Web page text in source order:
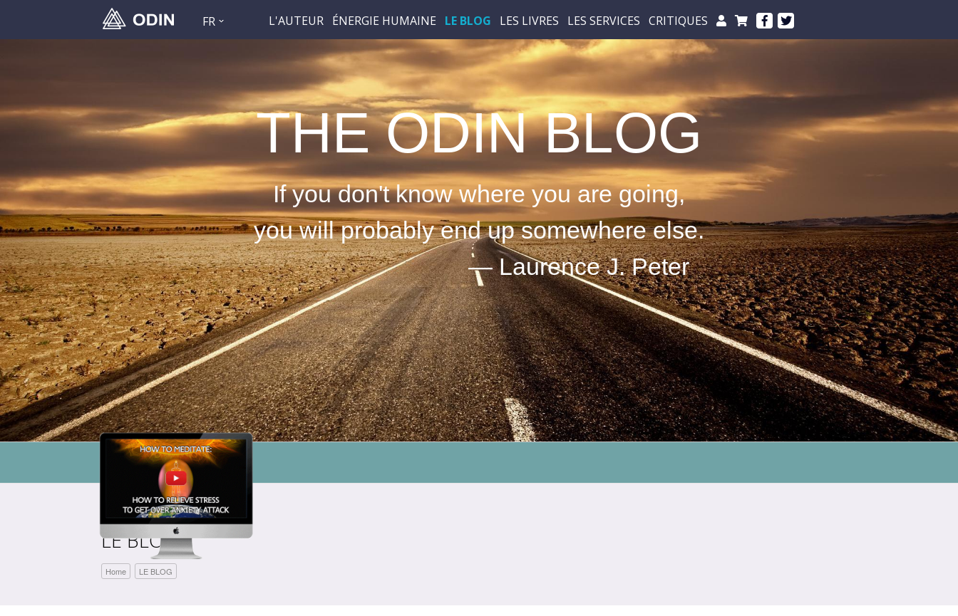
FR L'AUTEUR ÉNERGIE HUMAINE LE BLOG LES LIVRES LES SERVICES CRITIQUES
THE ODIN BLOG
If you don't know where you are going,
you will probably end up somewhere else.
— Laurence J. Peter
LE BLOG
Home LE BLOG